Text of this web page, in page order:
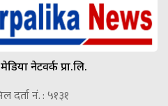
नेटवर्क प्रा.लि.
दर्ता नं. : ५१३१